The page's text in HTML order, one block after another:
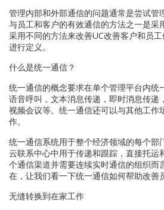
管理内部和外部通信的问题通常是尝试管
与员工和客户的有效通信的方法之一是采
采用不同的方法来改善UC改善客户和员
进行定义。
什么是统一通信？
统一通信的概念要求在单个管理平台内统
语音呼叫，文本消息传递，即时消息传递
视频会议等。统一通信还可以与其他工作
作。
统一通信系统用于整个经济领域的每个部
云联系中心中用于传递和跟踪，直接托运
个通信渠道并需要连续实时通信的组织而
在，让我们看一下统一通信如何帮助改善
无缝转换到在家工作